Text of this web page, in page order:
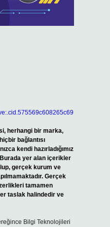
herhangi bir marka,
bağlantısı
kendi hazırladığımız
yer alan içerikler
gerçek kurum ve
Gerçek
tamamen
taslak halindedir ve
Bilgi Teknolojileri